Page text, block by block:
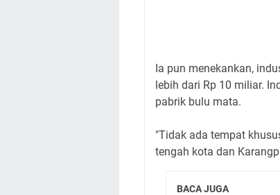
Ia pun menekankan,
lebih dari Rp 10 miliar.
pabrik bulu mata.
"Tidak ada tempat
tengah kota dan
BACA JUGA